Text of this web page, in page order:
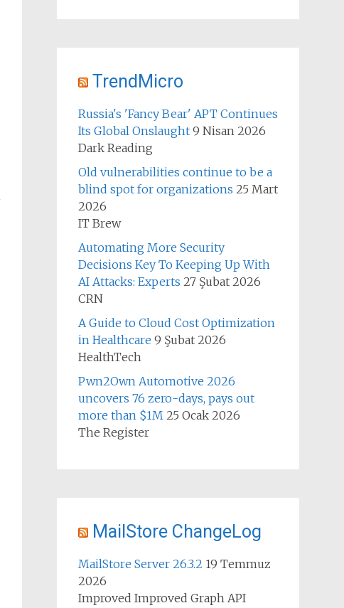
TrendMicro
Russia's 'Fancy Bear' APT Continues
Its Global Onslaught 9 Nisan 2026
Dark Reading
Old vulnerabilities continue to be a
blind spot for organizations 25 Mart
2026
IT Brew
Automating More Security
Decisions Key To Keeping Up With
AI Attacks: Experts 27 Şubat 2026
CRN
A Guide to Cloud Cost Optimization
in Healthcare 9 Şubat 2026
HealthTech
Pwn2Own Automotive 2026
uncovers 76 zero-days, pays out
more than $1M 25 Ocak 2026
The Register
MailStore ChangeLog
MailStore Server 26.3.2 19 Temmuz
2026
Improved Improved Graph API